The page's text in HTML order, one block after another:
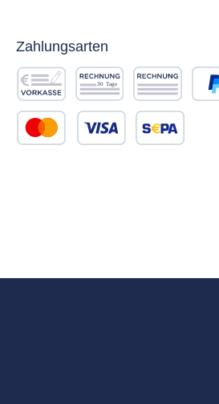
Zahlungsarten
Vorkasse Rechnung 30 Tage
Rechnung